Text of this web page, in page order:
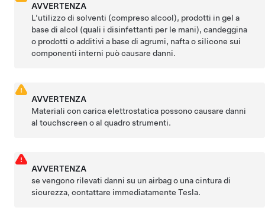
AVVERTENZA
L'utilizzo di solventi (compreso alcool), prodotti in gel a
base di alcol (quali i disinfettanti per le mani), candeggina
o prodotti o additivi a base di agrumi, nafta o silicone sui
componenti interni può causare danni.
AVVERTENZA
Materiali con carica elettrostatica possono causare danni
al touchscreen o al quadro strumenti.
AVVERTENZA
se vengono rilevati danni su un airbag o una cintura di
sicurezza, contattare immediatamente Tesla.